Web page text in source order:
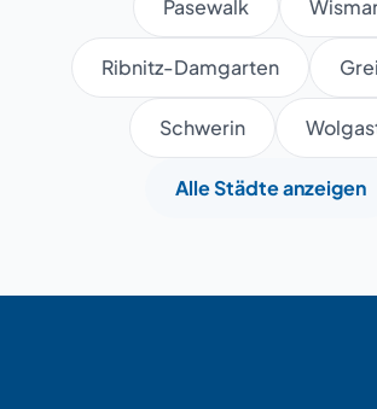
Pasewalk
Ribnitz-Damgarten
Schwerin
Alle Städte anzeigen